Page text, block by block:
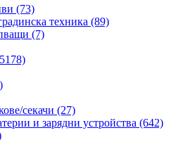
(73)
техника (89)
(7)
секачи (27)
и зарядни устройства (642)